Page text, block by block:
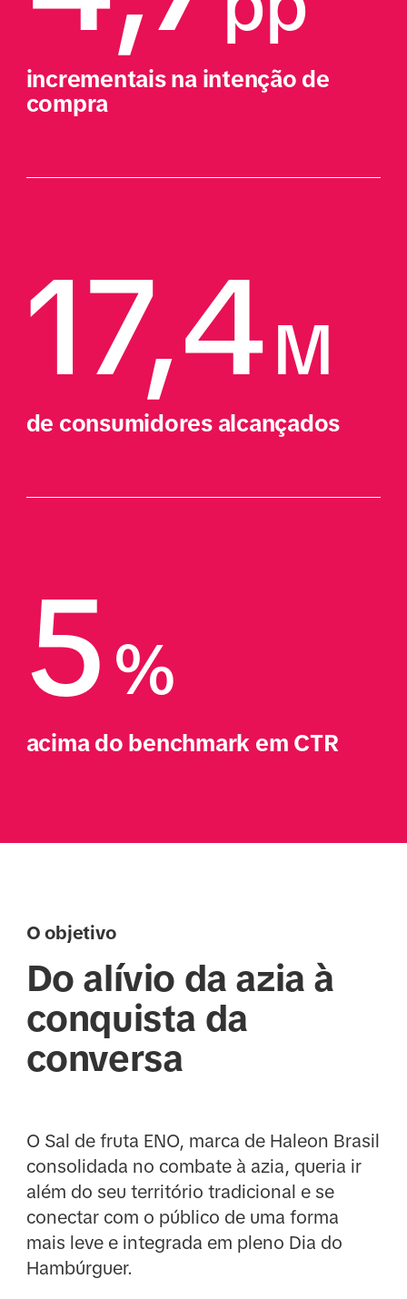
incrementais na intenção de
compra
17,4M
de consumidores alcançados
5 %
acima do benchmark em CTR
O objetivo
Do alívio da azia à
conquista da
conversa
O Sal de fruta ENO, marca de Haleon Brasil
consolidada no combate à azia, queria ir
além do seu território tradicional e se
conectar com o público de uma forma
mais leve e integrada em pleno Dia do
Hambúrguer.